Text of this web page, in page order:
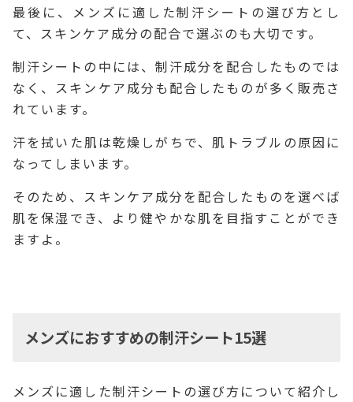
最後に、メンズに適した制汗シートの選び方とし
て、スキンケア成分の配合で選ぶのも大切です。
制汗シートの中には、制汗成分を配合したものでは
なく、スキンケア成分も配合したものが多く販売さ
れています。
汗を拭いた肌は乾燥しがちで、肌トラブルの原因に
なってしまいます。
そのため、スキンケア成分を配合したものを選べば
肌を保湿でき、より健やかな肌を目指すことができ
ますよ。
メンズにおすすめの制汗シート15選
メンズに適した制汗シートの選び方について紹介し